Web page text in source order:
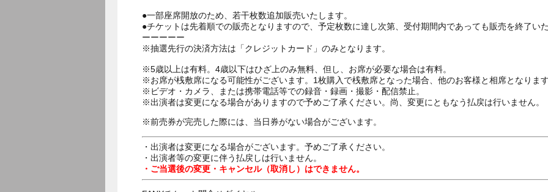
●一部座席開放のため、若干枚数追加販売いたします。
●チケットは先着順での販売となりますので、予定枚数に達し次第、受付期間内であっても販売を終了いた
ーーーーー
※抽選先行の決済方法は「クレジットカード」のみとなります。
※5歳以上は有料。4歳以下はひざ上のみ無料、但し、お席が必要な場合は有料。
※お席が桟敷席になる可能性がございます。1枚購入で桟敷席となった場合、他のお客様と相席となります
※ビデオ・カメラ、または携帯電話等での録音・録画・撮影・配信禁止。
※出演者は変更になる場合がありますので予めご了承ください。尚、変更にともなう払戻は行いません。
※前売券が完売した際には、当日券がない場合がございます。
・出演者は変更になる場合がございます。予めご了承ください。
・出演者等の変更に伴う払戻しは行いません。
・ご当選後の変更・キャンセル（取消し）はできません。